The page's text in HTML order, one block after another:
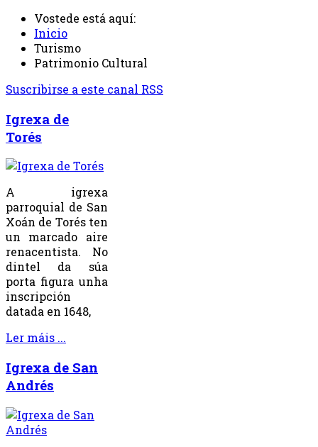
Vostede está aquí:
Inicio
Turismo
Patrimonio Cultural
Suscribirse a este canal RSS
Igrexa de
Torés
A igrexa
parroquial de San
Xoán de Torés ten
un marcado aire
renacentista. No
dintel da súa
porta figura unha
inscripción
datada en 1648,
Ler máis ...
Igrexa de San
Andrés